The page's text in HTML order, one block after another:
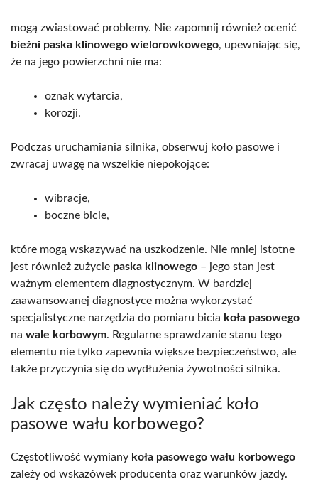
mogą zwiastować problemy. Nie zapomnij również ocenić
bieżni paska klinowego wielorowkowego, upewniając się,
że na jego powierzchni nie ma:
oznak wytarcia,
korozji.
Podczas uruchamiania silnika, obserwuj koło pasowe i
zwracaj uwagę na wszelkie niepokojące:
wibracje,
boczne bicie,
które mogą wskazywać na uszkodzenie. Nie mniej istotne
jest również zużycie paska klinowego – jego stan jest
ważnym elementem diagnostycznym. W bardziej
zaawansowanej diagnostyce można wykorzystać
specjalistyczne narzędzia do pomiaru bicia koła pasowego
na wale korbowym. Regularne sprawdzanie stanu tego
elementu nie tylko zapewnia większe bezpieczeństwo, ale
także przyczynia się do wydłużenia żywotności silnika.
Jak często należy wymieniać koło
pasowe wału korbowego?
Częstotliwość wymiany koła pasowego wału korbowego
zależy od wskazówek producenta oraz warunków jazdy.